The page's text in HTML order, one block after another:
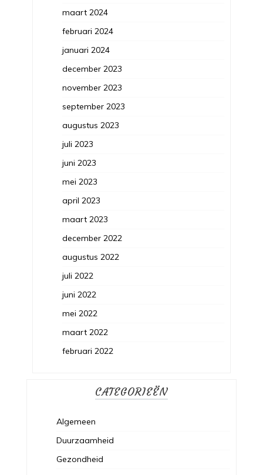
maart 2024
februari 2024
januari 2024
december 2023
november 2023
september 2023
augustus 2023
juli 2023
juni 2023
mei 2023
april 2023
maart 2023
december 2022
augustus 2022
juli 2022
juni 2022
mei 2022
maart 2022
februari 2022
CATEGORIEËN
Algemeen
Duurzaamheid
Gezondheid